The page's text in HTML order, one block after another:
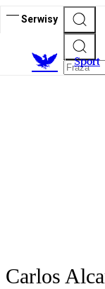
Serwisy
Sport
Carlos